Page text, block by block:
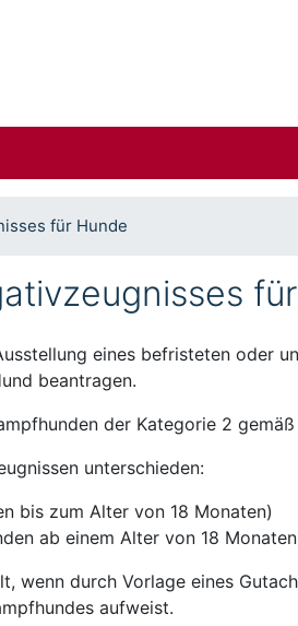
für Hunde
eines befristeten oder
beantragen.
der Kategorie 2
unterschieden:
bis zum Alter von 18 Monaten)
ab einem Alter von 18
wenn durch Vorlage eines
aufweist.